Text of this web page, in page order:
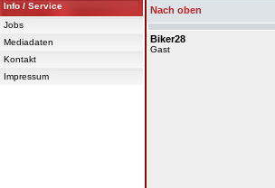
Info / Service
Jobs
Mediadaten
Kontakt
Impressum
Nach oben
Biker28
Gast